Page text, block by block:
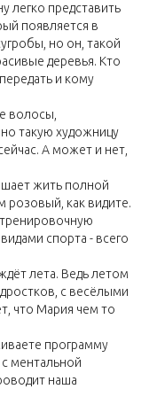
легко представить
появляется в
но он, такой
деревья. Кто
и кому
волосы,
такую художницу
А может и нет,
жить полной
розовый, как видите.
спорта - всего
лета. Ведь летом
с весёлыми
что Мария чем то
программу
ментальной
наша